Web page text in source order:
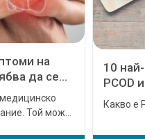
на
да се
Той може
10
PCOD
Какво е